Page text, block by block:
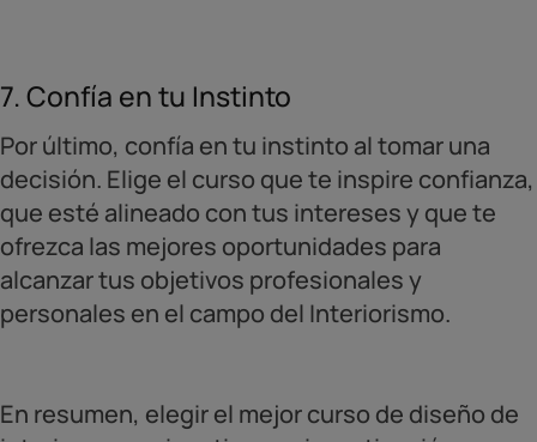
7. Confía en tu Instinto
Por último, confía en tu instinto al tomar una
decisión. Elige el curso que te inspire confianza,
que esté alineado con tus intereses y que te
ofrezca las mejores oportunidades para
alcanzar tus objetivos profesionales y
personales en el campo del Interiorismo.
En resumen, elegir el mejor curso de diseño de